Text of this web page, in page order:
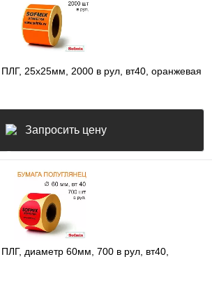
25х25мм, 2000 в рул, вт40, оранжевая
Запросить цену
диаметр 60мм, 700 в рул, вт40,